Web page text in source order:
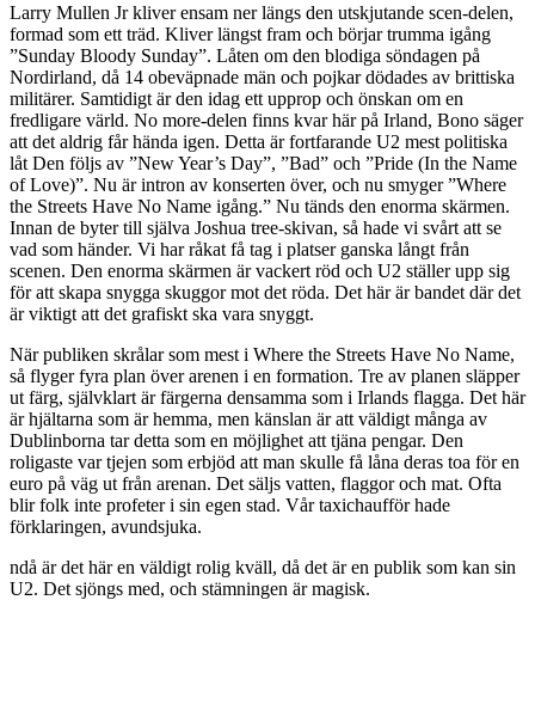
Larry Mullen Jr kliver ensam ner längs den utskjutande scen-delen,
formad som ett träd. Kliver längst fram och börjar trumma igång
”Sunday Bloody Sunday”. Låten om den blodiga söndagen på
Nordirland, då 14 obeväpnade män och pojkar dödades av brittiska
militärer. Samtidigt är den idag ett upprop och önskan om en
fredligare värld. No more-delen finns kvar här på Irland, Bono säger
att det aldrig får hända igen. Detta är fortfarande U2 mest politiska
låt Den följs av ”New Year’s Day”, ”Bad” och ”Pride (In the Name
of Love)”. Nu är intron av konserten över, och nu smyger ”Where
the Streets Have No Name igång.” Nu tänds den enorma skärmen.
Innan de byter till själva Joshua tree-skivan, så hade vi svårt att se
vad som händer. Vi har råkat få tag i platser ganska långt från
scenen. Den enorma skärmen är vackert röd och U2 ställer upp sig
för att skapa snygga skuggor mot det röda. Det här är bandet där det
är viktigt att det grafiskt ska vara snyggt.
När publiken skrålar som mest i Where the Streets Have No Name,
så flyger fyra plan över arenen i en formation. Tre av planen släpper
ut färg, självklart är färgerna densamma som i Irlands flagga. Det här
är hjältarna som är hemma, men känslan är att väldigt många av
Dublinborna tar detta som en möjlighet att tjäna pengar. Den
roligaste var tjejen som erbjöd att man skulle få låna deras toa för en
euro på väg ut från arenan. Det säljs vatten, flaggor och mat. Ofta
blir folk inte profeter i sin egen stad. Vår taxichaufför hade
förklaringen, avundsjuka.
ndå är det här en väldigt rolig kväll, då det är en publik som kan sin
U2. Det sjöngs med, och stämningen är magisk.